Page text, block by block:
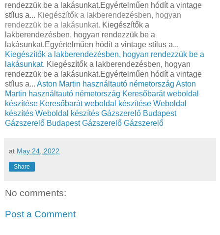
rendezzük be a lakásunkat.Egyértelműen hódít a vintage
stílus a... Kiegészítők a lakberendezésben, hogyan
rendezzük be a lakásunkat. Kiegészítők a
lakberendezésben, hogyan rendezzük be a
lakásunkat.Egyértelműen hódít a vintage stílus a...
Kiegészítők a lakberendezésben, hogyan rendezzük be a
lakásunkat. Kiegészítők a lakberendezésben, hogyan
rendezzük be a lakásunkat.Egyértelműen hódít a vintage
stílus a... Aston Martin használtautó németország Aston
Martin használtautó németország Keresőbarát weboldal
készítése Keresőbarát weboldal készítése Weboldal
készítés Weboldal készítés Gázszerelő Budapest
Gázszerelő Budapest Gázszerelő Gázszerelő
at May 24, 2022
Share
No comments:
Post a Comment